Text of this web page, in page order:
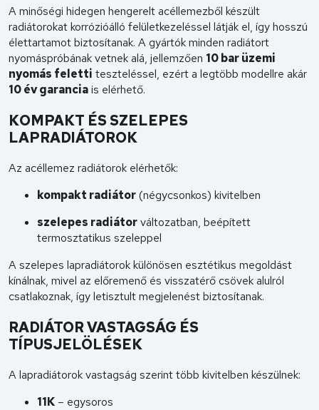
A minőségi hidegen hengerelt acéllemezből készült
radiátorokat korrózióálló felületkezeléssel látják el, így hosszú
élettartamot biztosítanak. A gyártók minden radiátort
nyomáspróbának vetnek alá, jellemzően 10 bar üzemi
nyomás feletti teszteléssel, ezért a legtöbb modellre akár
10 év garanciais elérhető.
KOMPAKT ÉS SZELEPES
LAPRADIÁTOROK
Az acéllemez radiátorok elérhetők:
kompakt radiátor(négycsonkos) kivitelben
szelepes radiátorváltozatban, beépített
termosztatikus szeleppel
A szelepes lapradiátorok különösen esztétikus megoldást
kínálnak, mivel az előremenő és visszatérő csövek alulról
csatlakoznak, így letisztult megjelenést biztosítanak.
RADIÁTOR VASTAGSÁG ÉS
TÍPUSJELÖLÉSEK
A lapradiátorok vastagság szerint több kivitelben készülnek:
11K – egysoros